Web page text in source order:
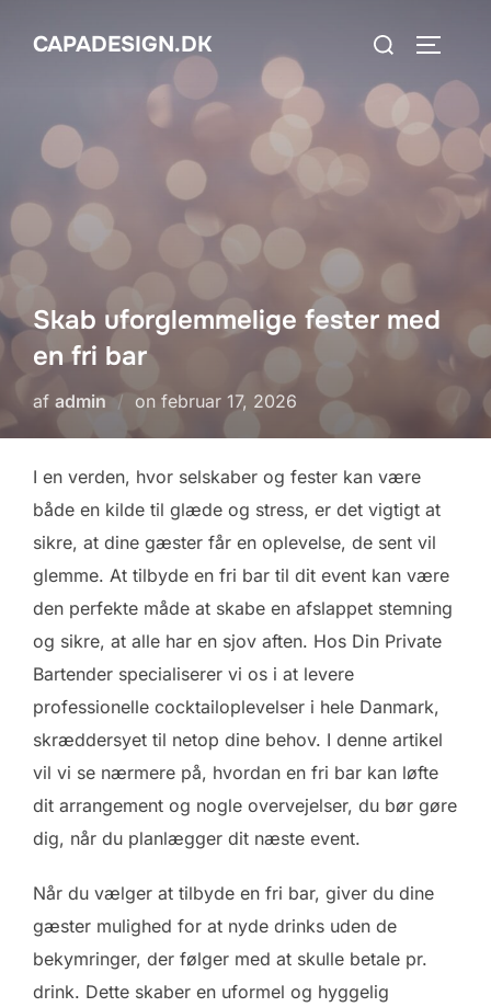
CAPADESIGN.DK
Søg
Skab uforglemmelige fester med
en fri bar
af admin on Udgivet
februar 17, 2026
I en verden, hvor selskaber og fester kan være
både en kilde til glæde og stress, er det vigtigt at
sikre, at dine gæster får en oplevelse, de sent vil
glemme. At tilbyde en fri bar til dit event kan være
den perfekte måde at skabe en afslappet stemning
og sikre, at alle har en sjov aften. Hos Din Private
Bartender specialiserer vi os i at levere
professionelle cocktailoplevelser i hele Danmark,
skræddersyet til netop dine behov. I denne artikel
vil vi se nærmere på, hvordan en fri bar kan løfte
dit arrangement og nogle overvejelser, du bør gøre
dig, når du planlægger dit næste event.
Når du vælger at tilbyde en fri bar, giver du dine
gæster mulighed for at nyde drinks uden de
bekymringer, der følger med at skulle betale pr.
drink. Dette skaber en uformel og hyggelig